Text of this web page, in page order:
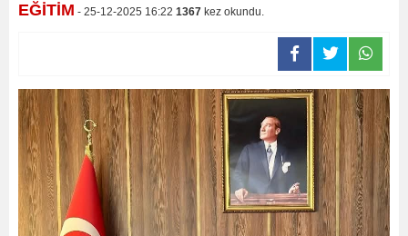
EĞİTİM - 25-12-2025 16:22 1367 kez okundu.